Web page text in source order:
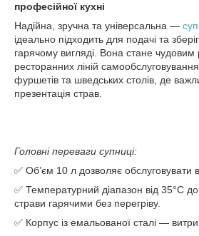
професійної кухні
Надійна, зручна та універсальна —
ідеально підходить для подачі та
гарячому вигляді. Вона стане
ресторанних ліній
фуршетів та шведських столів, де
презентація страв.
Головні переваги супниці:
✅ Об’єм 10 л дозволяє обслуговувати
✅ Температурний діапазон від 35°C
страви гарячими без перегріву.
✅ Корпус із емальованої сталі —